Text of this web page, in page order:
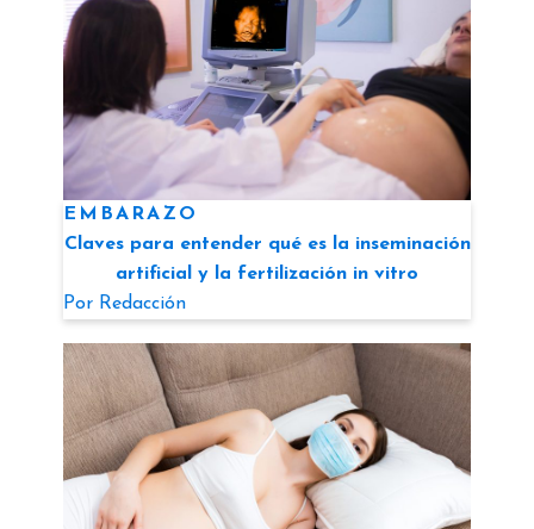
EMBARAZO
Claves para entender qué es la inseminación
artificial y la fertilización in vitro
Por Redacción